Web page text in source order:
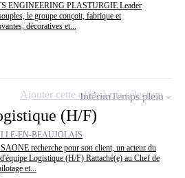
ENGINEERING PLASTURGIE Leader
le groupe conçoit, fabrique et
décoratives et...
(H/F)
EN-BEAUJOLAIS
recherche pour son client, un acteur du
Logistique (H/F) Rattaché(e) au Chef de
et...
IntérimTemps plein
Ajouter cette offre à ma sélection